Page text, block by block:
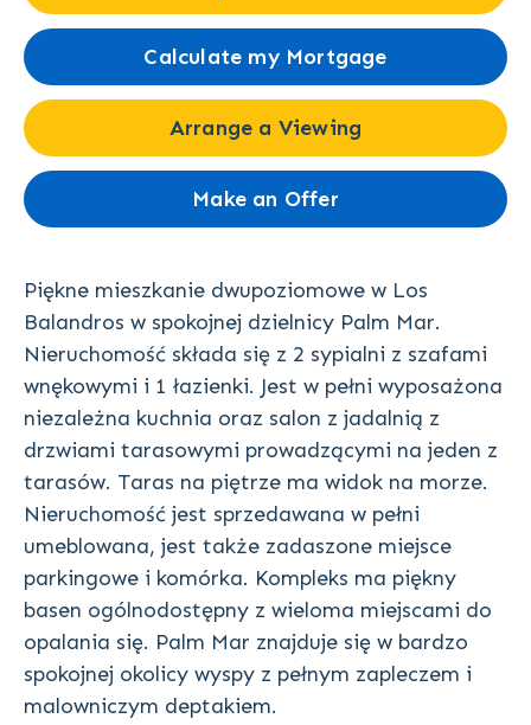
Calculate my Mortgage
Arrange a Viewing
Make an Offer
Piękne mieszkanie dwupoziomowe w Los
Balandros w spokojnej dzielnicy Palm Mar.
Nieruchomość składa się z 2 sypialni z szafami
wnękowymi i 1 łazienki. Jest w pełni wyposażona
niezależna kuchnia oraz salon z jadalnią z
drzwiami tarasowymi prowadzącymi na jeden z
tarasów. Taras na piętrze ma widok na morze.
Nieruchomość jest sprzedawana w pełni
umeblowana, jest także zadaszone miejsce
parkingowe i komórka. Kompleks ma piękny
basen ogólnodostępny z wieloma miejscami do
opalania się. Palm Mar znajduje się w bardzo
spokojnej okolicy wyspy z pełnym zapleczem i
malowniczym deptakiem.